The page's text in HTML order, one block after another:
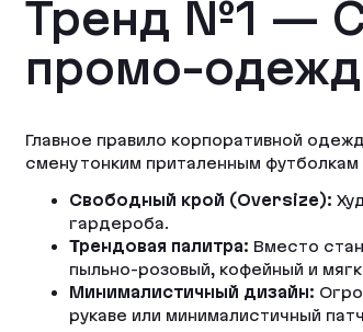
Тренд №1 —
промо-
Главное правило корпоративной
смену тонким приталенным
Свободный крой (Oversize):
гардероба.
Трендовая палитра: Вместо
пыльно-розовый, кофейный и
Минималистичный дизайн:
рукаве или минималистичный